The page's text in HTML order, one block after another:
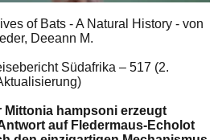
of Bats - A Natural History - von
Deeann M.
Südafrika – 517 (2.
Mittonia hampsoni erzeugt
auf Fledermaus-Echolot